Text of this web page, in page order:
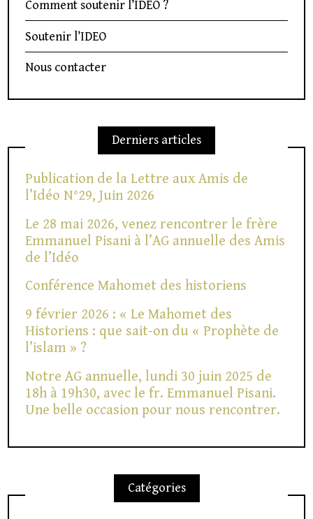
Comment soutenir l’IDEO ?
Soutenir l’IDEO
Nous contacter
Derniers articles
Publication de la Lettre aux Amis de
l’Idéo N°29, Juin 2026
Le 28 mai 2026, venez rencontrer le frère
Emmanuel Pisani à l’AG annuelle des Amis
de l’Idéo
Conférence Mahomet des historiens
9 février 2026 : « Le Mahomet des
Historiens : que sait-on du « Prophète de
l’islam » ?
Notre AG annuelle, lundi 30 juin 2025 de
18h à 19h30, avec le fr. Emmanuel Pisani.
Une belle occasion pour nous rencontrer.
Catégories